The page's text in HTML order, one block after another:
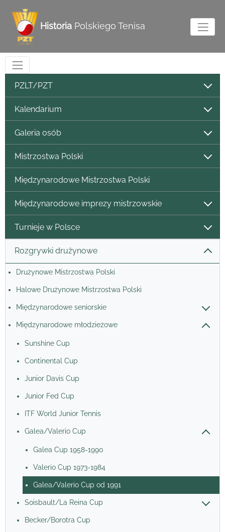
Historia Polskiego Tenisa
PZLT/PZT
Kalendarium
Galeria osób
Mistrzostwa Polski
Międzynarodowe Mistrzostwa Polski
Międzynarodowe imprezy mistrzowskie
Turnieje w Polsce
Rozgrywki drużynowe
Drużynowe Mistrzostwa Polski
Halowe Drużynowe Mistrzostwa Polski
Międzynarodowe seniorskie
Międzynarodowe młodzieżowe
Sunshine Cup
Continental Cup
Junior Davis Cup
Junior Fed Cup
ITF World Junior Tennis
Galea/Valerio Cup
Galea Cup 1958-1990
Valerio Cup 1973-1984
Galea/Valerio Cup od 1991
Soisbault/La Reina Cup
Becker/Borotra Cup